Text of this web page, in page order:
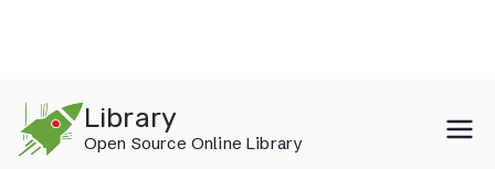
content
Library
Open Source Online Library